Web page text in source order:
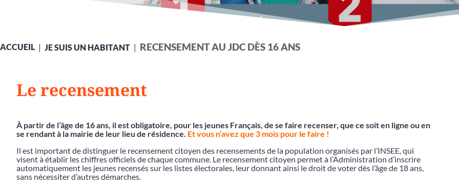
ACCUEIL JE SUIS UN HABITANT RECENSEMENT AU JDC DÈS 16 ANS
Le recensement
À partir de l’âge de 16 ans, il est obligatoire, pour les jeunes Français, de se faire recenser, que ce soit en ligne ou en
se rendant à la mairie de leur lieu de résidence. Et vous n’avez que 3 mois pour le faire !
Il est important de distinguer le recensement citoyen des recensements de la population organisés par l’INSEE, qui
visent à établir les chiffres officiels de chaque commune. Le recensement citoyen permet à l’Administration d’inscrire
automatiquement les jeunes recensés sur les listes électorales, leur donnant ainsi le droit de voter dès l’âge de 18 ans,
sans nécessiter d’autres démarches.